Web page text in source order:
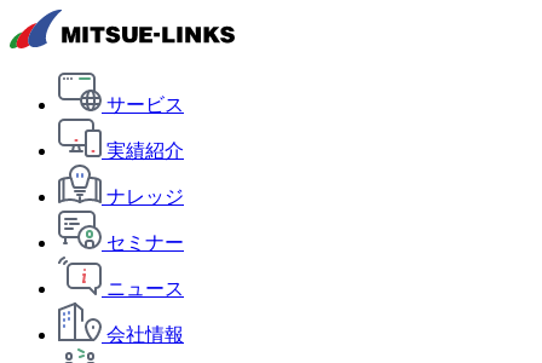
サービス
実績紹介
ナレッジ
セミナー
ニュース
会社情報